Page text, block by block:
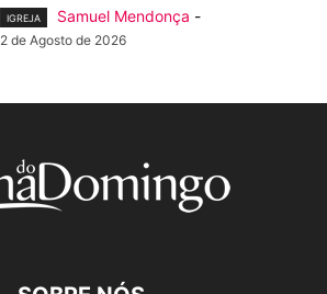
IGREJA Samuel Mendonça -
2 de Agosto de 2026